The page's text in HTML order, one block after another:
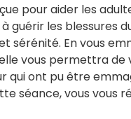
pour aider les
guérir les blessures
sérénité. En vous
vous permettra de
qui ont pu être
séance, vous vous